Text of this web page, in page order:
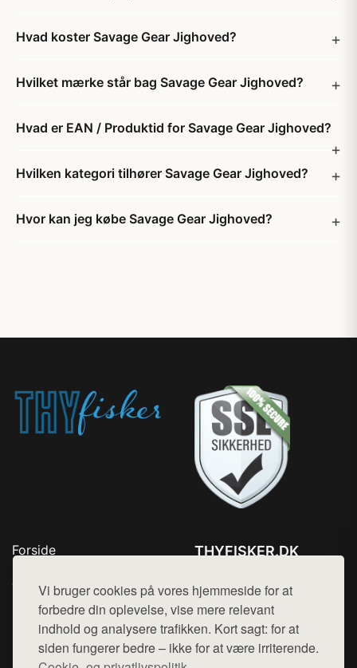
Vi bruger cookies på vores hjemmeside for at
forbedre din oplevelse, vise mere relevant
indhold og analysere trafikken. Kort sagt: for at
siden fungerer bedre – ikke for at være irriterende.
Hvad koster Savage Gear Jighoved?
Hvilket mærke står bag Savage Gear Jighoved?
Hvad er EAN / Produktid for Savage Gear Jighoved?
Hvilken kategori tilhører Savage Gear Jighoved?
Hvor kan jeg købe Savage Gear Jighoved?
Forside
Top Rabatter
Kontakt
THYFISKER.DK
Mail: hej@want.dk
Cookie- og privatlivspolitik